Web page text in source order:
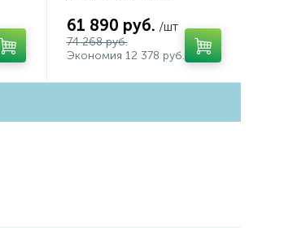
A9226, C9236, C9231,
N8402)
61 890 руб. /шт
74 268 руб.
Экономия 12 378 руб.